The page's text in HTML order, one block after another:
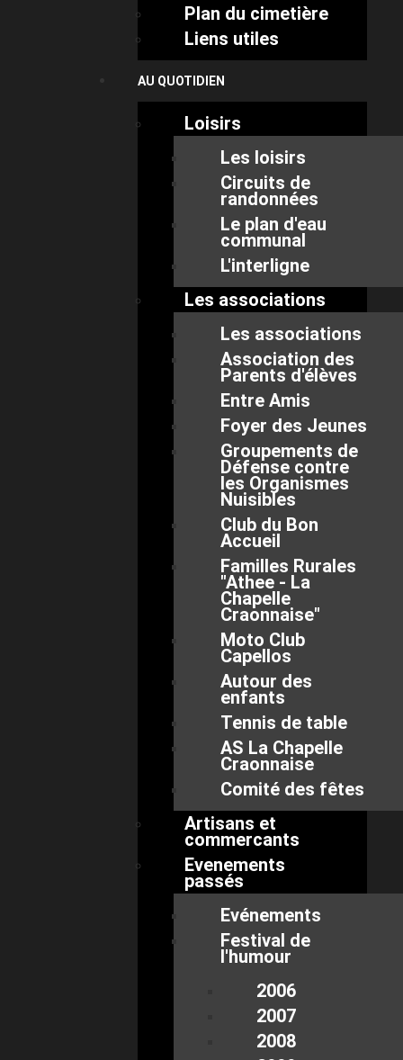
Plan du cimetière
Liens utiles
AU QUOTIDIEN
Loisirs
Les loisirs
Circuits de
randonnées
Le plan d'eau
communal
L'interligne
Les associations
Les associations
Association des
Parents d'élèves
Entre Amis
Foyer des Jeunes
Groupements de
Défense contre
les Organismes
Nuisibles
Club du Bon
Accueil
Familles Rurales
"Athee - La
Chapelle
Craonnaise"
Moto Club
Capellos
Autour des
enfants
Tennis de table
AS La Chapelle
Craonnaise
Comité des fêtes
Artisans et
commercants
Evenements
passés
Evénements
Festival de
l'humour
2006
2007
2008